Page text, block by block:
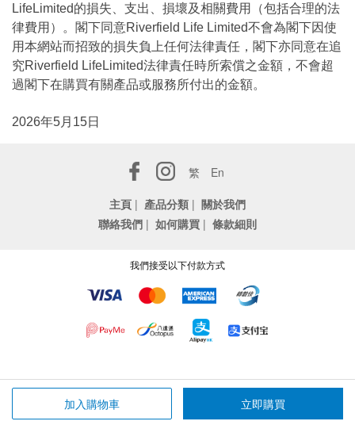
加入購物車 立即購買
LifeLimited的損失、支出、損壞及相關費用（包括合理的法
律費用）。閣下同意Riverfield Life Limited不會為閣下因使
用本網站而招致的損失負上任何法律責任，閣下亦同意在追
究Riverfield LifeLimited法律責任時所索償之金額，不會超
過閣下在購買有關產品或服務所付出的金額。
2026年5月15日
繁
En
主頁 | 產品分類 | 關於我們
聯絡我們 | 如何購買 | 條款細則
我們接受以下付款方式